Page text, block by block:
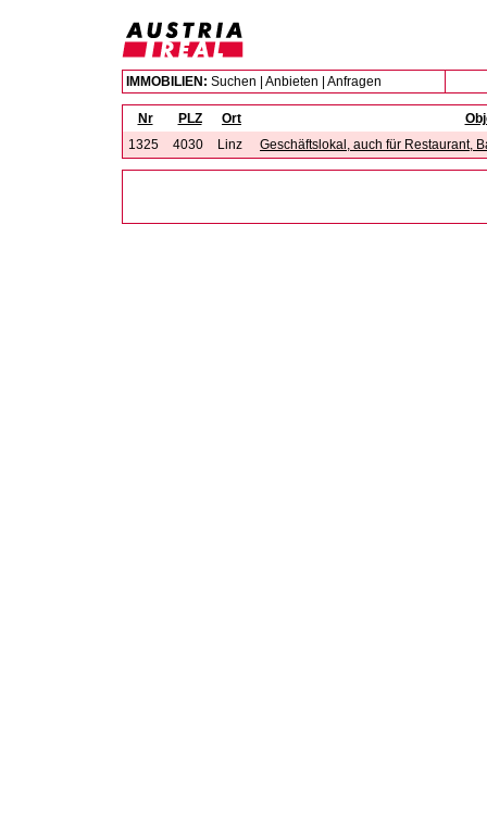
IMMOBILIEN: Suchen Anbieten Anfragen
Nr PLZ Ort
1325
4030 Linz Geschäftslokal, auch für Restaurant,